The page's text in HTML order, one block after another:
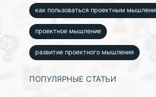
как пользоваться проектным
проектное мышление
развитие проектного мышления
ПОПУЛЯРНЫЕ СТАТЬИ